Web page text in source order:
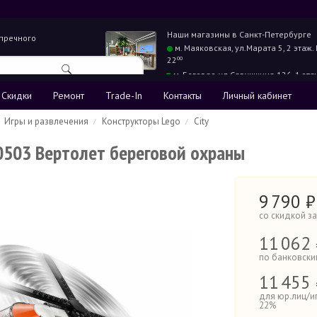
Наши магазины в Санкт-Петербурге
м. Маяковская, ул.Марата 5, 2 этаж.
2200
м. Беговая, ул.Савушкина 126, 1
Скидки Ремонт Trade-In Контакты Личный кабинет
Игры и развлечения Конструкторы Lego City
Вертолет береговой охраны
9 790 ₽
со скидкой
11062
по
11455
для юр.лиц/
22%